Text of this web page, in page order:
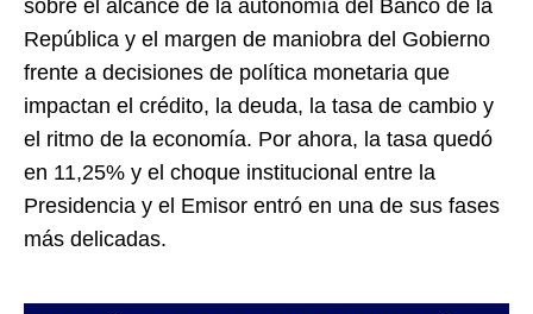
sobre el alcance de la autonomía del Banco de la
República y el margen de maniobra del Gobierno
frente a decisiones de política monetaria que
impactan el crédito, la deuda, la tasa de cambio y
el ritmo de la economía. Por ahora, la tasa quedó
en 11,25% y el choque institucional entre la
Presidencia y el Emisor entró en una de sus fases
más delicadas.